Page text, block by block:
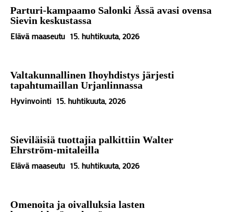
Parturi-kampaamo Salonki Ässä avasi ovensa
Sievin keskustassa
Elävä maaseutu 15. huhtikuuta, 2026
Valtakunnallinen Ihoyhdistys järjesti
tapahtumaillan Urjanlinnassa
Hyvinvointi 15. huhtikuuta, 2026
Sieviläisiä tuottajia palkittiin Walter
Ehrström-mitaleilla
Elävä maaseutu 15. huhtikuuta, 2026
Omenoita ja oivalluksia lasten